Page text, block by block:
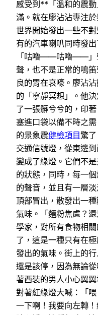
感受到**「溫和的震
滿。就在廖沾沾專注
世界開始發出一些不
有的汽車喇叭同時發
「咕嚕——咕嚕——」
聲，也不是正常的鳴
良的胃在哀嚎。廖沾
的「寧靜冥想」。他
了一張髒兮兮的，印
塞進口袋以備不時之
的景象震健檢項目驚
交通信號燈，從東邊
變成了綠燈。它們不是
的狀態，同時，每一
的聲音，並且有一層
頂部冒出，散發出一
氣味。「麵粉焦慮？
學家，對所有食物相
了，這是一種只有在
發出的氣味。街上的
還是該停，因為無論
著西裝的男人小心翼
對著紅綠燈大喊：「
一下啊！我要向左轉